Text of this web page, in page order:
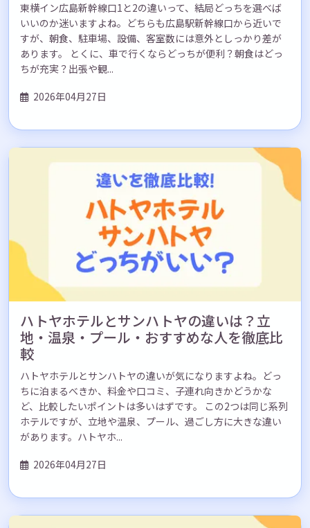
東横イン広島新幹線口1と2の違いって、結局どっちを選べば
いいのか迷いますよね。どちらも広島駅新幹線口から近いで
すが、朝食、駐車場、設備、客室数には意外としっかり差が
あります。 とくに、車で行くならどっちが便利？朝食はどっ
ちが充実？出張や観...
2026年04月27日
ハトヤホテルとサンハトヤの違いは？立
地・温泉・プール・おすすめな人を徹底比
較
ハトヤホテルとサンハトヤの違いが気になりますよね。どっ
ちに泊まるべきか、料金や口コミ、子連れ向きかどうかな
ど、比較したいポイントは多いはずです。 この2つは同じ系列
ホテルですが、立地や温泉、プール、過ごし方に大きな違い
があります。ハトヤホ...
2026年04月27日